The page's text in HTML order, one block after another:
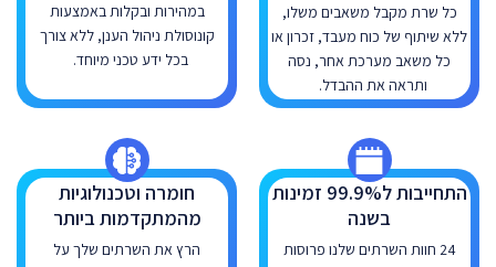
כל שרת מקבל משאבים משלו,
ללא שיתוף של כוח מעבד, זכרון או
כל משאב מערכת אחר, נסה
ותראה את ההבדל.
במהירות ובקלות באמצעות
קונוסולת ניהול הענן, ללא צורך
בכל ידע טכני מיוחד.
התחייבות ל99.9% זמינות
בשנה
24 חוות השרתים שלנו פרוסות
חומרה וטכנולוגיות
מהמתקדמות ביותר
הרץ את השרתים שלך על